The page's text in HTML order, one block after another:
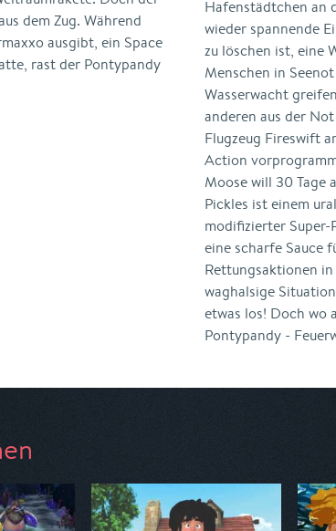
dem Zug. Während
ausgibt, ein Space
rast der Pontypandy
Hafenstädtchen an
wieder spannende
zu löschen ist, eine
Menschen in
Wasserwacht
anderen aus der
Flugzeug Fireswift
Action
Moose will 30 Tage
Pickles ist einem
modifizierter Super-
eine scharfe Sauce
Rettungsaktionen
waghalsige
etwas los! Doch wo
Pontypandy -